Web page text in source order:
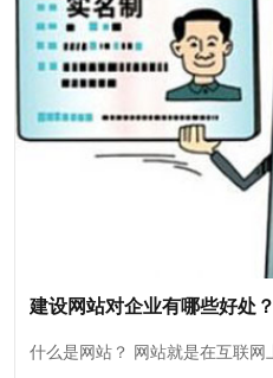
建设网站对企业有哪些好处？